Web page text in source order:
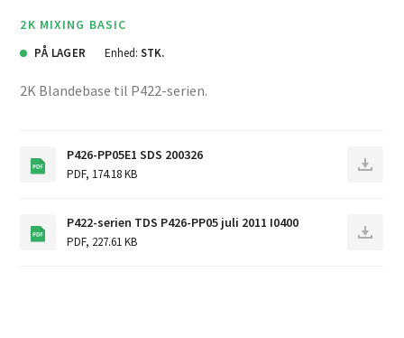
2K MIXING BASIC
PÅ LAGER Enhed: STK.
2K Blandebase til P422-serien.
P426-PP05E1 SDS 200326
PDF, 174.18 KB
P422-serien TDS P426-PP05 juli 2011 I0400
PDF, 227.61 KB